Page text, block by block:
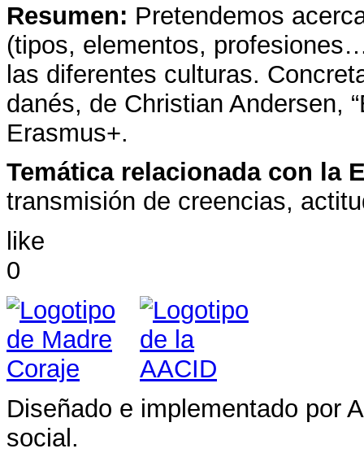
Resumen: Pretendemos
(tipos, elementos,
las diferentes culturas.
danés, de Christian Andersen,
Erasmus+.
Temática relacionada con la
transmisión de creencias,
like
0
Diseñado e implementado por
social.